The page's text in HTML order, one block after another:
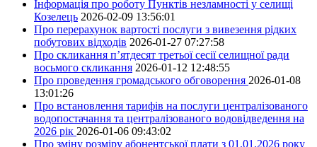
Інформація про роботу Пунктів незламності у селищі
Козелець 2026-02-09 13:56:01
Про перерахунок вартості послуги з вивезення рідких
побутових відходів 2026-01-27 07:27:58
Про скликання п’ятдесят третьої сесії селищної ради
восьмого скликання 2026-01-12 12:48:55
Про проведення громадського обговорення 2026-01-08
13:01:26
Про встановлення тарифів на послуги централізованого
водопостачання та централізованого водовідведення на
2026 рік 2026-01-06 09:43:02
Про зміну розміру абонентської плати з 01.01.2026 року